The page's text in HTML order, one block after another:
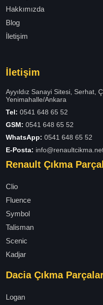
Hakkımızda
Blog
İletişim
İletişim
Ayyıldız Sanayi Sitesi, Serhat,
Yenimahalle/Ankara
Tel: 0541 648 65 52
GSM: 0541 648 65 52
WhatsApp: 0541 648 65 52
E-Posta:
Renault Çıkma
Clio
Fluence
Symbol
Talisman
Scenic
Kadjar
Dacia Çıkma
Logan